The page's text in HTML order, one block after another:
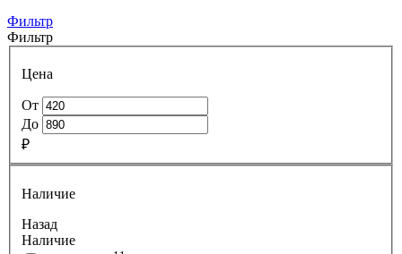
Фильтр
Фильтр
Цена
От
До
₽
Наличие
Назад
Наличие